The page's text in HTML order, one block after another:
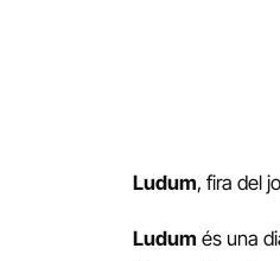
Ludum, fira del
Ludum és una